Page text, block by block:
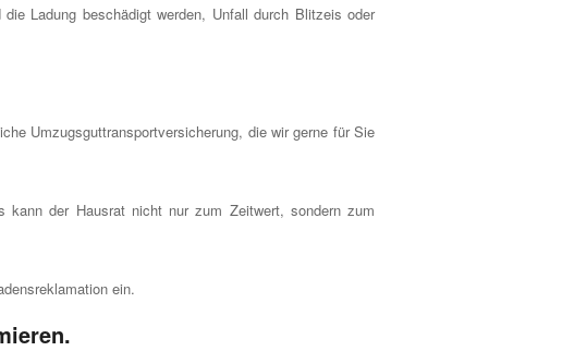
Ladung beschädigt werden, Unfall durch Blitzeis oder
Umzugsguttransportversicherung, die wir gerne für Sie
kann der Hausrat nicht nur zum Zeitwert, sondern zum
ein.